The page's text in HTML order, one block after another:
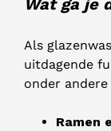
Wat ga je
Als
uitdagende
onder
Ramen